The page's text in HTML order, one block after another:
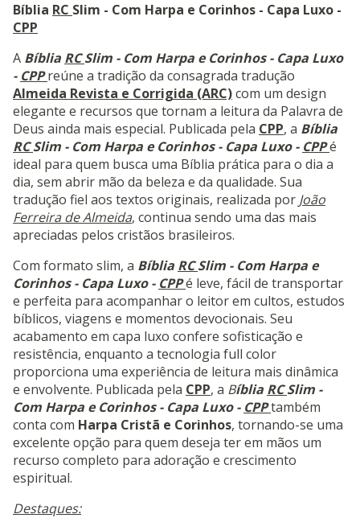
Bíblia RC Slim - Com Harpa e Corinhos - Capa Luxo -
CPP
A Bíblia RCSlim - Com Harpa e Corinhos - Capa Luxo
- CPP reúne a tradição da consagrada tradução
Almeida Revista e Corrigida (ARC)com um design
elegante e recursos que tornam a leitura da Palavra de
Deus ainda mais especial. Publicada pela CPP, a Bíblia
RCSlim - Com Harpa e Corinhos - Capa Luxo - CPPé
ideal para quem busca uma Bíblia prática para o dia a
dia, sem abrir mão da beleza e da qualidade. Sua
tradução fiel aos textos originais, realizada por João
Ferreira de Almeida, continua sendo uma das mais
apreciadas pelos cristãos brasileiros.
Com formato slim, a Bíblia RCSlim - Com Harpa e
Corinhos - Capa Luxo - CPPé leve, fácil de transportar
e perfeita para acompanhar o leitor em cultos, estudos
bíblicos, viagens e momentos devocionais. Seu
acabamento em capa luxo confere sofisticação e
resistência, enquanto a tecnologia full color
proporciona uma experiência de leitura mais dinâmica
e envolvente. Publicada pela CPP, a Bíblia RCSlim -
Com Harpa e Corinhos - Capa Luxo - CPPtambém
conta com Harpa Cristã e Corinhos, tornando-se uma
excelente opção para quem deseja ter em mãos um
recurso completo para adoração e crescimento
espiritual.
Destaques: